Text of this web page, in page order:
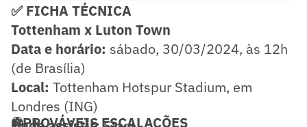
✅ FICHA TÉCNICA
Tottenham x Luton Town
Data e horário: sábado, 30/03/2024, às 12h
(de Brasília)
Local: Tottenham Hotspur Stadium, em
Londres (ING)
⚽PROVÁVEIS ESCALAÇÕES